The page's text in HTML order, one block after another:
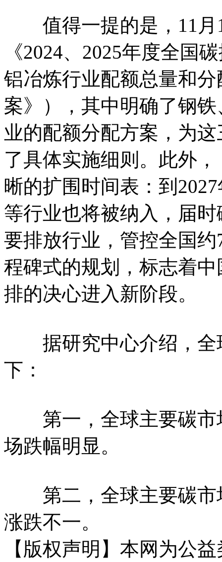
值得一提的是，11月
《2024、2025年度全国
铝冶炼行业配额总量和
案》），其中明确了钢
业的配额分配方案，为
了具体实施细则。此外
晰的扩围时间表：到
等行业也将被纳入，届
要排放行业，管控全国
程碑式的规划，标志着
排的决心进入新阶段。
据研究中心介绍，全
下：
第一，全球主要碳市
场跌幅明显。
第二，全球主要碳市
涨跌不一。
【版权声明】本网为公